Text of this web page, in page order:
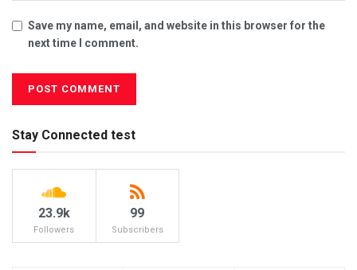
Save my name, email, and website in this browser for the
next time I comment.
Stay Connected test
23.9k
Followers
99
Subscribers